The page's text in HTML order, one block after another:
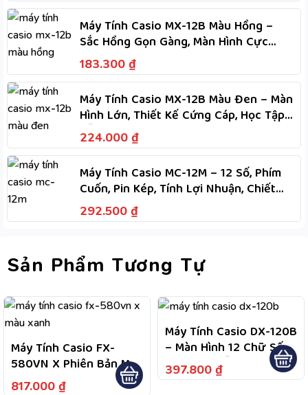
Máy Tính Casio MX-12B Màu Hồng –
Sắc Hồng Gọn Gàng, Màn Hình Cực
Lớn, Phím Dẻo, Tính Nhanh
183.300 ₫
Máy Tính Casio MX-12B Màu Đen – Màn
Hình Lớn, Thiết Kế Cứng Cáp, Học Tập
Dễ Dàng
224.000 ₫
Máy Tính Casio MC-12M – 12 Số, Phím
Cuốn, Pin Kép, Tính Lợi Nhuận, Chiết
Khấu, M+, M-
292.500 ₫
Sản Phẩm Tương Tự
Máy Tính Casio FX-
580VN X Phiên Bản Màu
Xanh Da Trời
817.000 ₫
Máy Tính Casio DX-120B
– Màn Hình 12 Chữ Số
Cực Lớn, Dễ Quan Sát
Dữ Liệu, Nguồn Kép
397.800 ₫